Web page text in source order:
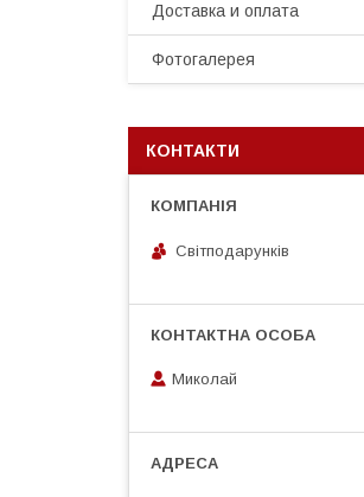
Доставка и оплата
Фотогалерея
КОНТАКТИ
Світподарунків
Миколай